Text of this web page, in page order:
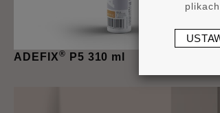
ADEFIX® P5 310 ml